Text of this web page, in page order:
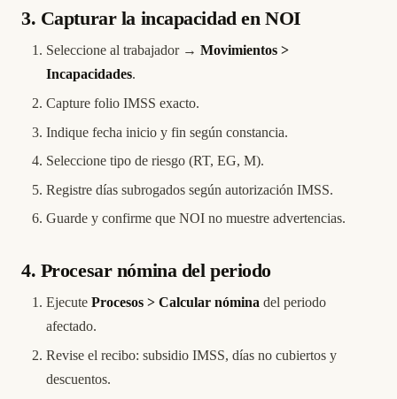
3. Capturar la incapacidad en NOI
Seleccione al trabajador → Movimientos >
Incapacidades.
Capture folio IMSS exacto.
Indique fecha inicio y fin según constancia.
Seleccione tipo de riesgo (RT, EG, M).
Registre días subrogados según autorización IMSS.
Guarde y confirme que NOI no muestre advertencias.
4. Procesar nómina del periodo
Ejecute Procesos > Calcular nómina del periodo
afectado.
Revise el recibo: subsidio IMSS, días no cubiertos y
descuentos.